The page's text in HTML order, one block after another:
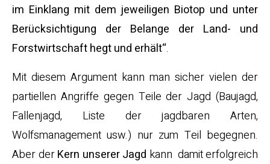
im Einklang mit dem jeweiligen Biotop und unter
Berücksichtigung der Belange der Land- und
Forstwirtschaft hegt und erhält“.
Mit diesem Argument kann man sicher vielen der
partiellen Angriffe gegen Teile der Jagd (Baujagd,
Fallenjagd, Liste der jagdbaren Arten,
Wolfsmanagement usw.) nur zum Teil begegnen.
Aber derKern unserer Jagd kann damit erfolgreich